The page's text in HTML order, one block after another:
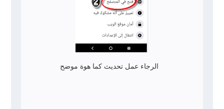
الرجاء عمل تحديث كما هوة موضح